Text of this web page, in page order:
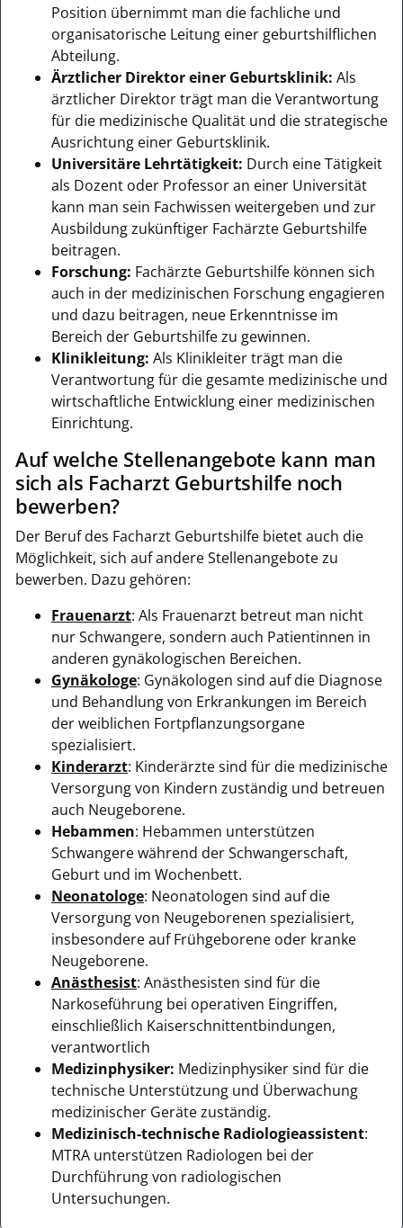
Position übernimmt man die fachliche und
organisatorische Leitung einer geburtshilflichen
Abteilung.
Ärztlicher Direktor einer Geburtsklinik: Als
ärztlicher Direktor trägt man die Verantwortung
für die medizinische Qualität und die strategische
Ausrichtung einer Geburtsklinik.
Universitäre Lehrtätigkeit: Durch eine Tätigkeit
als Dozent oder Professor an einer Universität
kann man sein Fachwissen weitergeben und zur
Ausbildung zukünftiger Fachärzte Geburtshilfe
beitragen.
Forschung: Fachärzte Geburtshilfe können sich
auch in der medizinischen Forschung engagieren
und dazu beitragen, neue Erkenntnisse im
Bereich der Geburtshilfe zu gewinnen.
Klinikleitung: Als Klinikleiter trägt man die
Verantwortung für die gesamte medizinische und
wirtschaftliche Entwicklung einer medizinischen
Einrichtung.
Auf welche Stellenangebote kann man
sich als Facharzt Geburtshilfe noch
bewerben?
Der Beruf des Facharzt Geburtshilfe bietet auch die
Möglichkeit, sich auf andere Stellenangebote zu
bewerben. Dazu gehören:
Frauenarzt: Als Frauenarzt betreut man nicht
nur Schwangere, sondern auch Patientinnen in
anderen gynäkologischen Bereichen.
Gynäkologe: Gynäkologen sind auf die Diagnose
und Behandlung von Erkrankungen im Bereich
der weiblichen Fortpflanzungsorgane
spezialisiert.
Kinderarzt: Kinderärzte sind für die medizinische
Versorgung von Kindern zuständig und betreuen
auch Neugeborene.
Hebammen: Hebammen unterstützen
Schwangere während der Schwangerschaft,
Geburt und im Wochenbett.
Neonatologe: Neonatologen sind auf die
Versorgung von Neugeborenen spezialisiert,
insbesondere auf Frühgeborene oder kranke
Neugeborene.
Anästhesist: Anästhesisten sind für die
Narkoseführung bei operativen Eingriffen,
einschließlich Kaiserschnittentbindungen,
verantwortlich
Medizinphysiker: Medizinphysiker sind für die
technische Unterstützung und Überwachung
medizinischer Geräte zuständig.
Medizinisch-technische Radiologieassistent:
MTRA unterstützen Radiologen bei der
Durchführung von radiologischen
Untersuchungen.